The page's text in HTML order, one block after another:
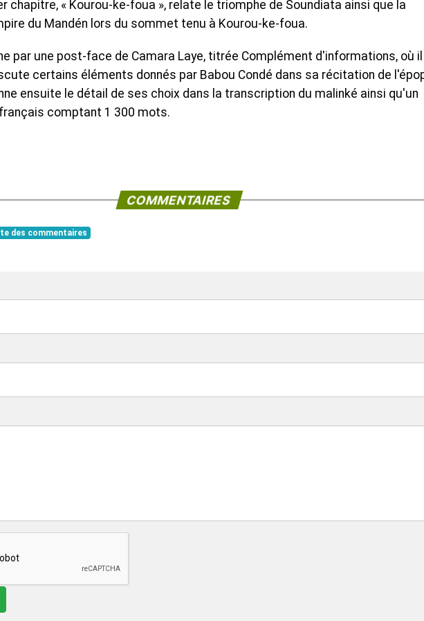
chapitre, « Kourou-ke-foua », relate le triomphe de Soundiata ainsi que la
du Mandén lors du sommet tenu à Kourou-ke-foua.
par une post-face de Camara Laye, titrée Complément d'informations, où il
certains éléments donnés par Babou Condé dans sa récitation de
ensuite le détail de ses choix dans la transcription du malinké ainsi qu'un
comptant 1 300 mots.
COMMENTAIRES
des commentaires